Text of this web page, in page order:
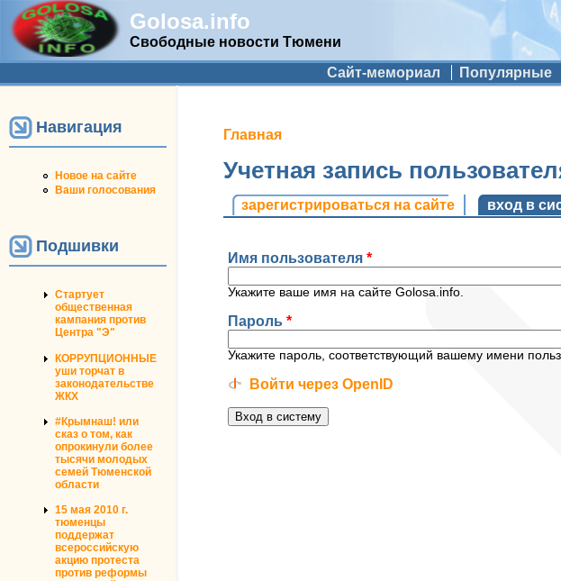
Golosa.info
Свободные новости Тюмени
Дополнительное меню Сайт-мемориал Популярные
Навигация
Новое на сайте
Ваши голосования
Подшивки
Стартует
общественная
кампания против
Центра "Э"
КОРРУПЦИОННЫЕ
уши торчат в
законодательстве
ЖКХ
#Крымнаш! или
сказ о том, как
опрокинули более
тысячи молодых
семей Тюменской
области
15 мая 2010 г.
тюменцы
поддержат
всероссийскую
акцию протеста
против реформы
Вы здесь
Главная
Учетная запись
Главные вкладки
зарегистрироваться на сайте вход в
Имя пользователя *
Укажите ваше имя на сайте Golosa.info.
Пароль *
Укажите пароль, соответствующий вашему имени
Войти через OpenID